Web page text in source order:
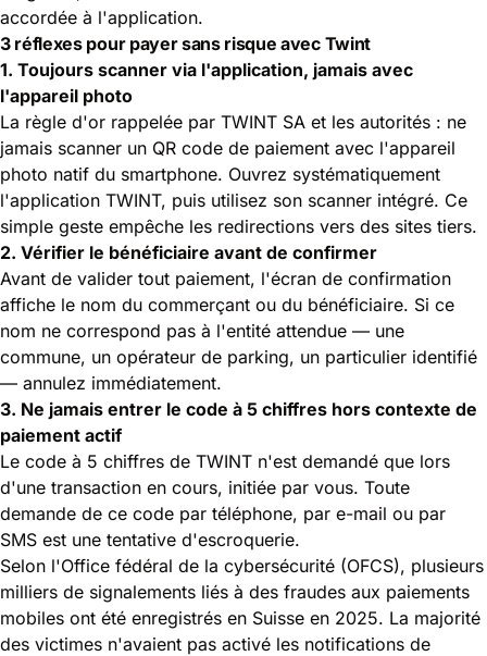
accordée à l'application.
3 réflexes pour payer sans risque avec Twint
1. Toujours scanner via l'application, jamais avec
l'appareil photo
La règle d'or rappelée par TWINT SA et les autorités : ne
jamais scanner un QR code de paiement avec l'appareil
photo natif du smartphone. Ouvrez systématiquement
l'application TWINT, puis utilisez son scanner intégré. Ce
simple geste empêche les redirections vers des sites tiers.
2. Vérifier le bénéficiaire avant de confirmer
Avant de valider tout paiement, l'écran de confirmation
affiche le nom du commerçant ou du bénéficiaire. Si ce
nom ne correspond pas à l'entité attendue — une
commune, un opérateur de parking, un particulier identifié
— annulez immédiatement.
3. Ne jamais entrer le code à 5 chiffres hors contexte de
paiement actif
Le code à 5 chiffres de TWINT n'est demandé que lors
d'une transaction en cours, initiée par vous. Toute
demande de ce code par téléphone, par e-mail ou par
SMS est une tentative d'escroquerie.
Selon l'Office fédéral de la cybersécurité (OFCS), plusieurs
milliers de signalements liés à des fraudes aux paiements
mobiles ont été enregistrés en Suisse en 2025. La majorité
des victimes n'avaient pas activé les notifications de